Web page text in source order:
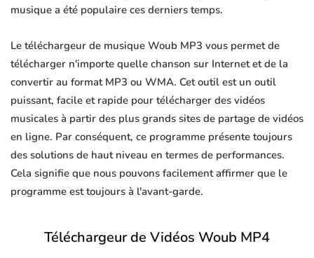
musique a été populaire ces derniers temps.
Le téléchargeur de musique Woub MP3 vous permet de
télécharger n'importe quelle chanson sur Internet et de la
convertir au format MP3 ou WMA. Cet outil est un outil
puissant, facile et rapide pour télécharger des vidéos
musicales à partir des plus grands sites de partage de vidéos
en ligne. Par conséquent, ce programme présente toujours
des solutions de haut niveau en termes de performances.
Cela signifie que nous pouvons facilement affirmer que le
programme est toujours à l'avant-garde.
Téléchargeur de Vidéos Woub MP4